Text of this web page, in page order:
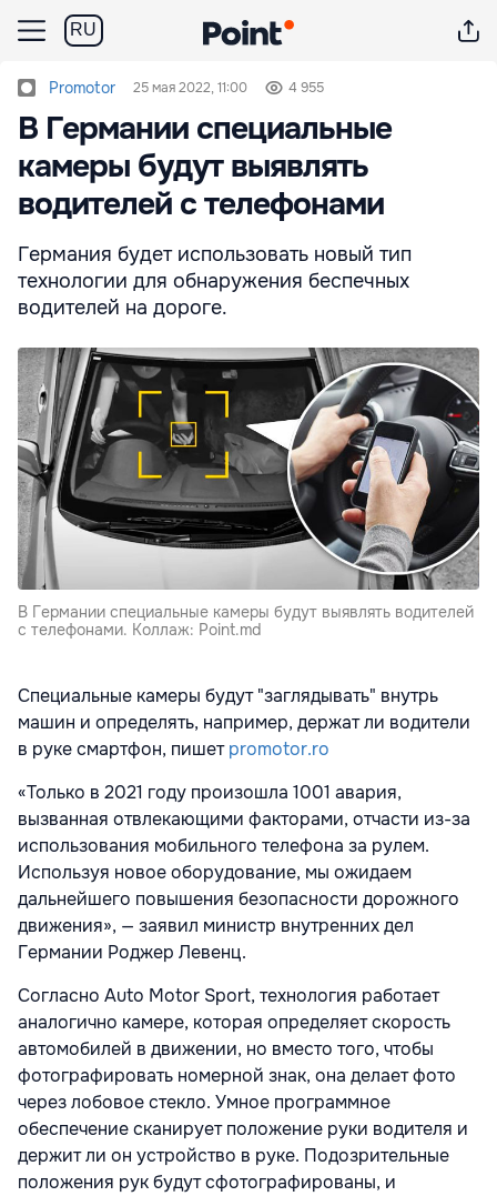
RU
Promotor 25 мая 2022, 11:00 4 955
В Германии специальные
камеры будут выявлять
водителей с телефонами
Германия будет использовать новый тип
технологии для обнаружения беспечных
водителей на дороге.
В Германии специальные камеры будут выявлять водителей
с телефонами. Коллаж: Point.md
Специальные камеры будут "заглядывать" внутрь
машин и определять, например, держат ли водители
в руке смартфон, пишетpromotor.ro
«Только в 2021 году произошла 1001 авария,
вызванная отвлекающими факторами, отчасти из-за
использования мобильного телефона за рулем.
Используя новое оборудование, мы ожидаем
дальнейшего повышения безопасности дорожного
движения», — заявил министр внутренних дел
Германии Роджер Левенц.
Согласно Auto Motor Sport, технология работает
аналогично камере, которая определяет скорость
автомобилей в движении, но вместо того, чтобы
фотографировать номерной знак, она делает фото
через лобовое стекло. Умное программное
обеспечение сканирует положение руки водителя и
держит ли он устройство в руке. Подозрительные
положения рук будут сфотографированы, и